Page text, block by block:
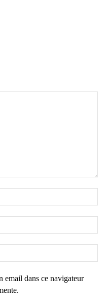
email dans ce navigateur